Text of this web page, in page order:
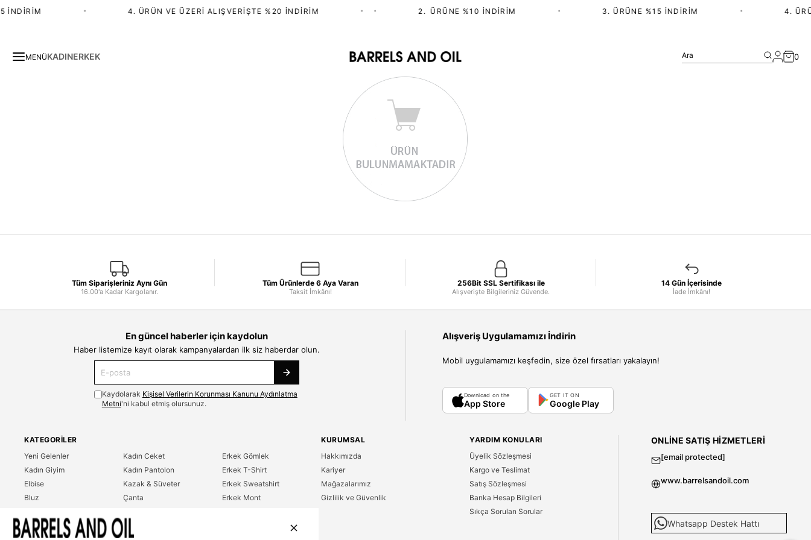
İNDIRIM 4. ÜRÜN VE ÜZERI ALIŞVERIŞTE %20 İNDIRIM 2.⁠ ⁠ÜRÜNE %10 İNDIRIM 3. ÜRÜNE %15 İNDIRIM 4.
MENÜKADINERKEK Ara 0
Tüm Siparişleriniz Aynı Gün
16.00'a Kadar Kargolanır.
Tüm Ürünlerde 6 Aya Varan
Taksit İmkânı!
256Bit SSL Sertifikası ile
Alışverişte Bilgileriniz Güvende.
14 Gün İçerisinde
İade İmkânı!
En güncel haberler için kaydolun
Haber listemize kayıt olarak kampanyalardan ilk siz haberdar olun.
Kaydolarak Kişisel Verilerin Korunması Kanunu Aydınlatma
Metni'ni kabul etmiş olursunuz.
Alışveriş Uygulamamızı İndirin
Mobil uygulamamızı keşfedin, size özel fırsatları yakalayın!
Download on the
App Store
GET IT ON
Google Play
KATEGORILER
Yeni Gelenler
Kadın Giyim
Elbise
Bluz
T-Shirt
Kadın Ceket
Kadın Pantolon
Kazak & Süveter
Çanta
Erkek Gömlek
Erkek T-Shirt
Erkek Sweatshirt
Erkek Mont
KURUMSAL
Hakkımızda
Kariyer
Mağazalarımız
Gizlilik ve Güvenlik
YARDIM KONULARI
Üyelik Sözleşmesi
Kargo ve Teslimat
Satış Sözleşmesi
Banka Hesap Bilgileri
Sıkça Sorulan Sorular
ONLINE SATIŞ HIZMETLERI
[email protected]
www.barrelsandoil.com
Whatsapp Destek Hattı